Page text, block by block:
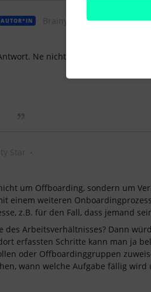
AUTOR*IN Brainy
Ne nicht welche Aufgaben,
Star
um Offboarding, sondern um
einem weiteren
z.B. für den Fall, dass jemand
des Arbeitsverhältnisses? Dann
erfassten Schritte kann man ja
oder Offboardinggruppen
wann welche Aufgabe fällig